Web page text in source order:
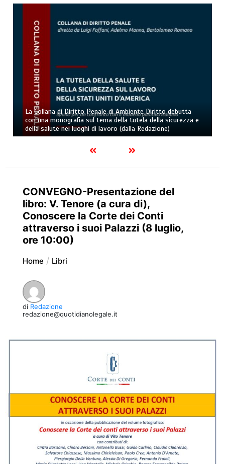
La Collana di Diritto Penale di Ambiente Diritto debutta
con una monografia sul tema della tutela della sicurezza e
della salute nei luoghi di lavoro (dalla Redazione)
CONVEGNO-Presentazione del
libro: V. Tenore (a cura di),
Conoscere la Corte dei Conti
attraverso i suoi Palazzi (8 luglio,
ore 10:00)
Home Libri
di Redazione
redazione@quotidianolegale.it